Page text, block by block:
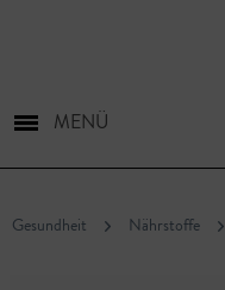
MENÜ
Gesundheit Nährstoffe